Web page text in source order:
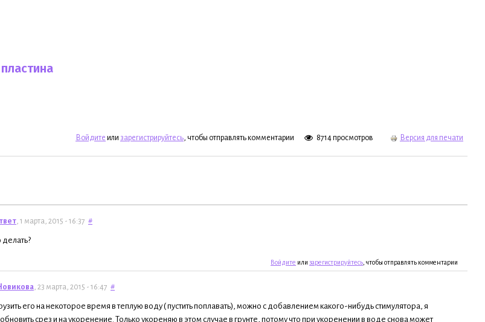
Войдите или зарегистрируйтесь, чтобы отправлять комментарии 8714 просмотров Версия для печати
, 1 марта, 2015 - 16:37 #
делать?
Войдите или зарегистрируйтесь , чтобы отправлять комментарии
, 23 марта, 2015 - 16:47 #
его на некоторое время в теплую воду ( пустить поплавать), можно с добавлением какого-нибудь стимулятора, я
срез и на укоренение. Только укореняю в этом случае в грунте, потому что при укоренении в воде снова может